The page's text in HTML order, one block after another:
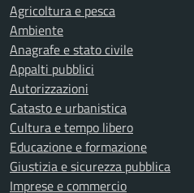
Agricoltura e pesca
Ambiente
Anagrafe e stato civile
Appalti pubblici
Autorizzazioni
Catasto e urbanistica
Cultura e tempo libero
Educazione e formazione
Giustizia e sicurezza pubblica
Imprese e commercio